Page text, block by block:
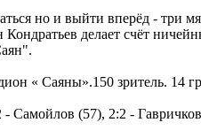
но и выйти вперёд -
Кондратьев делает счёт
Саяны».150 зритель. 14
Самойлов (57), 2:2 -